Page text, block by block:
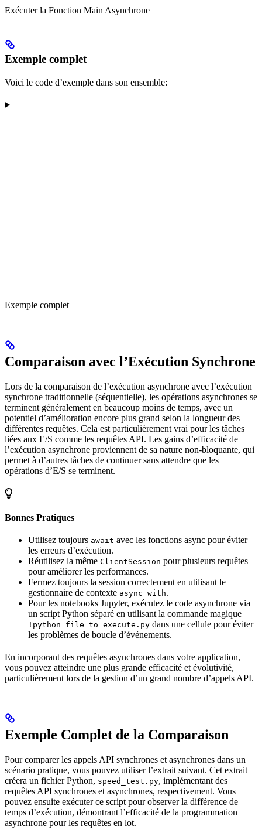
Exécuter la Fonction Main Asynchrone
Exemple complet
Voici le code d’exemple dans son ensemble:
Exemple complet
Comparaison avec l’Exécution Synchrone
Lors de la comparaison de l’exécution asynchrone avec l’exécution
synchrone traditionnelle (séquentielle), les opérations asynchrones se
terminent généralement en beaucoup moins de temps, avec un
potentiel d’amélioration encore plus grand selon la longueur des
différentes requêtes. Cela est particulièrement vrai pour les tâches
liées aux E/S comme les requêtes API. Les gains d’efficacité de
l’exécution asynchrone proviennent de sa nature non-bloquante, qui
permet à d’autres tâches de continuer sans attendre que les
opérations d’E/S se terminent.
Bonnes Pratiques
Utilisez toujours await avec les fonctions async pour éviter
les erreurs d’exécution.
Réutilisez la même ClientSession pour plusieurs requêtes
pour améliorer les performances.
Fermez toujours la session correctement en utilisant le
gestionnaire de contexte async with.
Pour les notebooks Jupyter, exécutez le code asynchrone via
un script Python séparé en utilisant la commande magique
!python file_to_execute.py dans une cellule pour éviter
les problèmes de boucle d’événements.
En incorporant des requêtes asynchrones dans votre application,
vous pouvez atteindre une plus grande efficacité et évolutivité,
particulièrement lors de la gestion d’un grand nombre d’appels API.
Exemple Complet de la Comparaison
Pour comparer les appels API synchrones et asynchrones dans un
scénario pratique, vous pouvez utiliser l’extrait suivant. Cet extrait
créera un fichier Python, speed_test.py, implémentant des
requêtes API synchrones et asynchrones, respectivement. Vous
pouvez ensuite exécuter ce script pour observer la différence de
temps d’exécution, démontrant l’efficacité de la programmation
asynchrone pour les requêtes en lot.